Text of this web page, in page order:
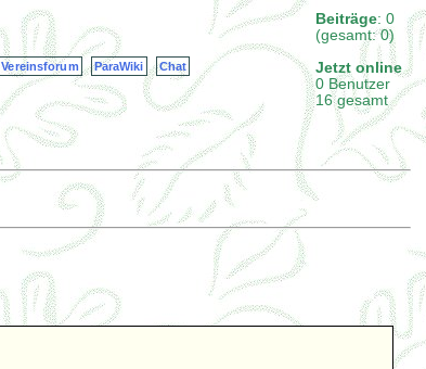
Beiträge: 0
(gesamt: 0)
Jetzt online
0 Benutzer
16 gesamt
Vereinsforum ParaWiki Chat